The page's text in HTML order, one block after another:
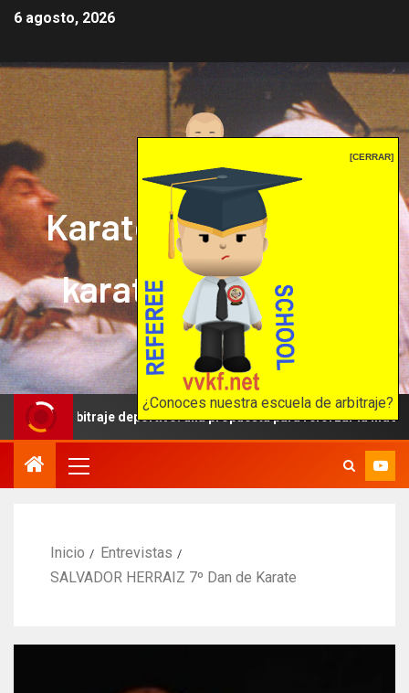
[CERRAR]
¿Conoces nuestra escuela de arbitraje?
6 agosto, 2026
Karate mrprepor: el
karate en internet
El karate en internet
deportivo: una propuesta para reforzar la independencia
Inicio
Entrevistas
SALVADOR HERRAIZ 7º Dan de Karate